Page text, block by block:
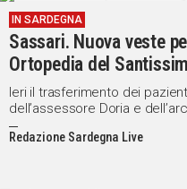
POLITICA
IN
ITALIA
NEL
MONDO
IN SARDEGNA
Sassari. Nuova veste
Ortopedia del
Ieri il trasferimento dei
dell’assessore Doria e
Redazione Sardegna Live